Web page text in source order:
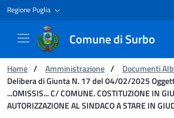
Regione Puglia
Comune di Surbo
Ti trovi in:
Home / Amministrazione / Documenti
Delibera di Giunta N. 17 del 04/02/2025
...OMISSIS... C/ COMUNE. COSTITUZIONE IN
AUTORIZZAZIONE AL SINDACO A STARE IN